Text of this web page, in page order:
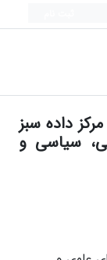
داده سبز
سیاسی و